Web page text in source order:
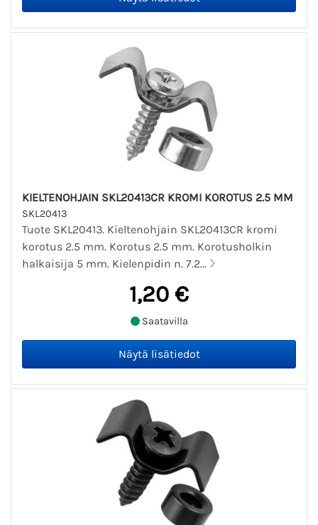
KIELTENOHJAIN SKL20413CR KROMI KOROTUS 2.5 MM
SKL20413
Tuote SKL20413. Kieltenohjain SKL20413CR kromi
korotus 2.5 mm. Korotus 2.5 mm. Korotusholkin
halkaisija 5 mm. Kielenpidin n. 7.2...
1,20 €
Saatavilla